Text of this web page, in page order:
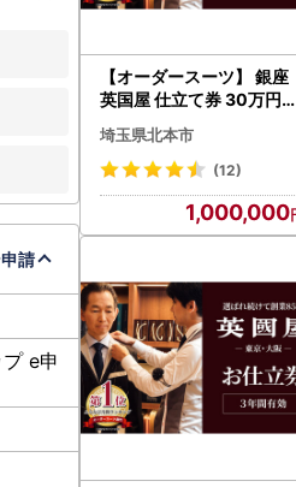
【オーダースーツ】 銀座
英国屋 仕立て券 30万円分
ご自身用包装| ビジネスス
ーツ メンズ
埼玉県北本市
(12)
1,000,000
請
e申